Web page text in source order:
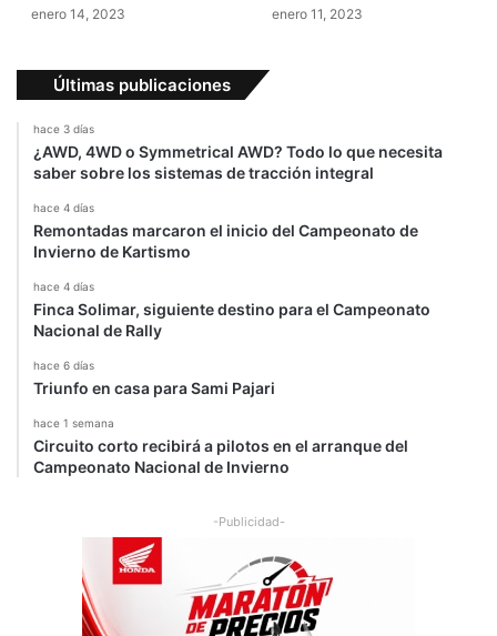
enero 14, 2023 enero 11, 2023
Últimas publicaciones
hace 3 días
¿AWD, 4WD o Symmetrical AWD? Todo lo que necesita
saber sobre los sistemas de tracción integral
hace 4 días
Remontadas marcaron el inicio del Campeonato de
Invierno de Kartismo
hace 4 días
Finca Solimar, siguiente destino para el Campeonato
Nacional de Rally
hace 6 días
Triunfo en casa para Sami Pajari
hace 1 semana
Circuito corto recibirá a pilotos en el arranque del
Campeonato Nacional de Invierno
-Publicidad-